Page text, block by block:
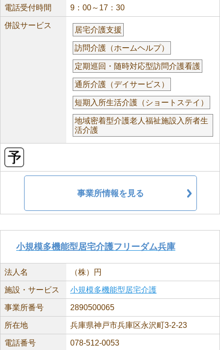
電話受付時間 9：00～17：30
併設サービス
居宅介護支援
訪問介護（ホームヘルプ）
定期巡回・随時対応型訪問介護看護
通所介護（デイサービス）
短期入所生活介護（ショートステイ）
地域密着型介護老人福祉施設入所者生
活介護
事業所情報を見る
小規模多機能型居宅介護フリーダム兵庫
法人名 （株）円
施設・サービス 小規模多機能型居宅介護
事業所番号 2890500065
所在地 兵庫県神戸市兵庫区永沢町3-2-23
電話番号 078-512-0053